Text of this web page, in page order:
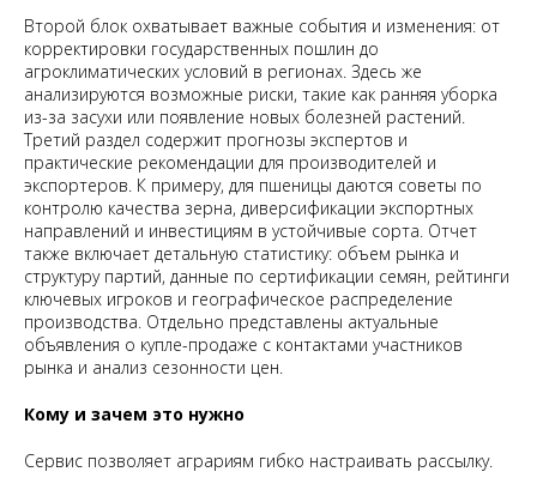
Второй блок охватывает важные события и изменения: от
корректировки государственных пошлин до
агроклиматических условий в регионах. Здесь же
анализируются возможные риски, такие как ранняя уборка
из-за засухи или появление новых болезней растений.
Третий раздел содержит прогнозы экспертов и
практические рекомендации для производителей и
экспортеров. К примеру, для пшеницы даются советы по
контролю качества зерна, диверсификации экспортных
направлений и инвестициям в устойчивые сорта. Отчет
также включает детальную статистику: объем рынка и
структуру партий, данные по сертификации семян, рейтинги
ключевых игроков и географическое распределение
производства. Отдельно представлены актуальные
объявления о купле-продаже с контактами участников
рынка и анализ сезонности цен.
Кому и зачем это нужно
Сервис позволяет аграриям гибко настраивать рассылку.